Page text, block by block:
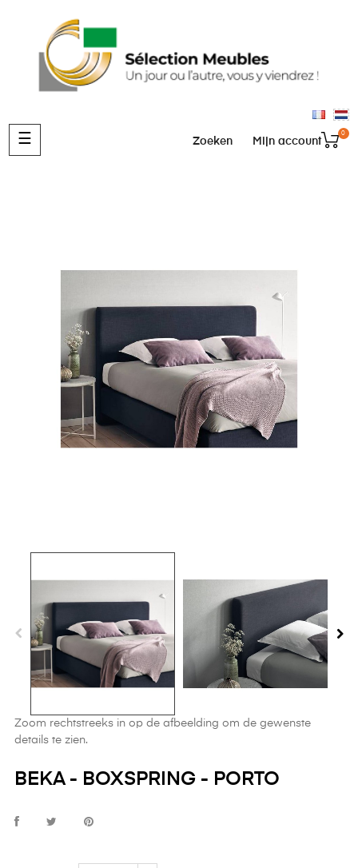
Toggle
navigation
☰ 0
Mijn account
Zoeken
Zoom rechtstreeks in op de afbeelding om de gewenste
details te zien.
BEKA - BOXSPRING - PORTO